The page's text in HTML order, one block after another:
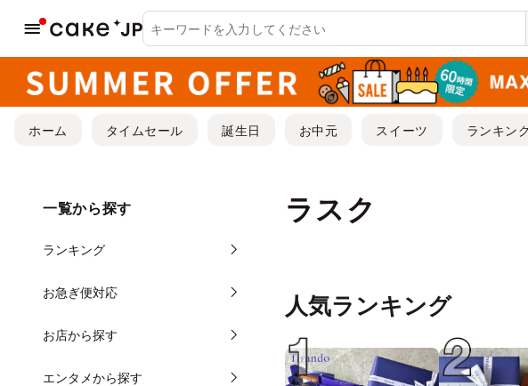
ホーム タイムセール 誕生日 お中元 スイーツ ランキン
ラスク
一覧から探す
ランキング
お急ぎ便対応
お店から探す
エンタメから探す
人気ランキング